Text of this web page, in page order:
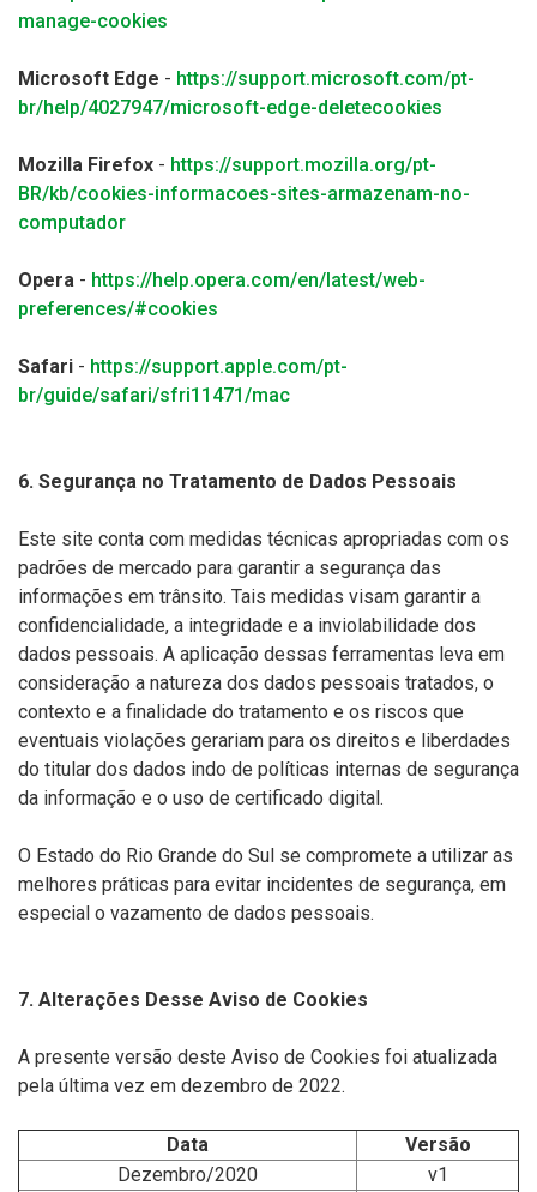
manage-cookies
Microsoft Edge - https://support.microsoft.com/pt-
br/help/4027947/microsoft-edge-deletecookies
Mozilla Firefox - https://support.mozilla.org/pt-
BR/kb/cookies-informacoes-sites-armazenam-no-
computador
Opera - https://help.opera.com/en/latest/web-
preferences/#cookies
Safari - https://support.apple.com/pt-
br/guide/safari/sfri11471/mac
6. Segurança no Tratamento de Dados Pessoais
Este site conta com medidas técnicas apropriadas com os
padrões de mercado para garantir a segurança das
informações em trânsito. Tais medidas visam garantir a
confidencialidade, a integridade e a inviolabilidade dos
dados pessoais. A aplicação dessas ferramentas leva em
consideração a natureza dos dados pessoais tratados, o
contexto e a finalidade do tratamento e os riscos que
eventuais violações gerariam para os direitos e liberdades
do titular dos dados indo de políticas internas de segurança
da informação e o uso de certificado digital.
O Estado do Rio Grande do Sul se compromete a utilizar as
melhores práticas para evitar incidentes de segurança, em
especial o vazamento de dados pessoais.
7. Alterações Desse Aviso de Cookies
A presente versão deste Aviso de Cookies foi atualizada
pela última vez em dezembro de 2022.
Data
Versão
Dezembro/2020
v1